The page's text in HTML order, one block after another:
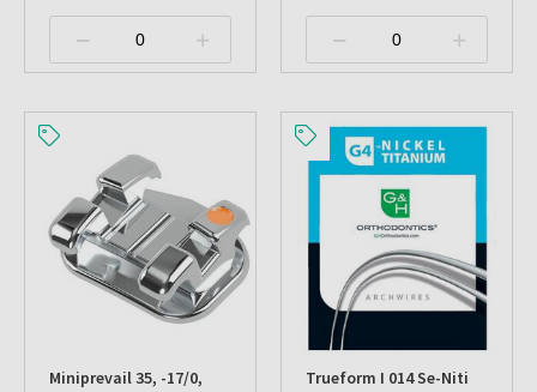
Miniprevail 35, -17/0,
Trueform I 014 Se-Niti